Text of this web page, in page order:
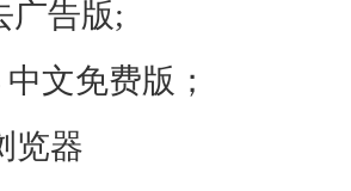
广告版;
文免费版；
览器